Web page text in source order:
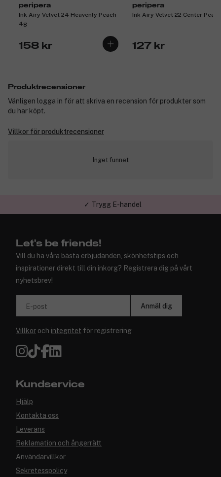
peripera
Ink Airy Velvet 24 Heavenly Peach
4g
158 kr
peripera
Ink Airy Velvet 22 Center
127 kr
Produktrecensioner
Vänligen logga in för att skriva en recension för produkter som
du har köpt.
Villkor för produktrecensioner
Inget funnet
✓ Trygg E-handel
Let's be friends!
Vill du ha våra bästa erbjudanden, skönhetstips och
inspirationer direkt till din inkorg? Registrera dig på vårt
nyhetsbrev!
E-post Anmäl dig
Villkor och integritet för registrering
Kundservice
Hjälp
Kontakta oss
Leverans
Reklamation och ångerrätt
Användarvillkor
Sekretesspolicy